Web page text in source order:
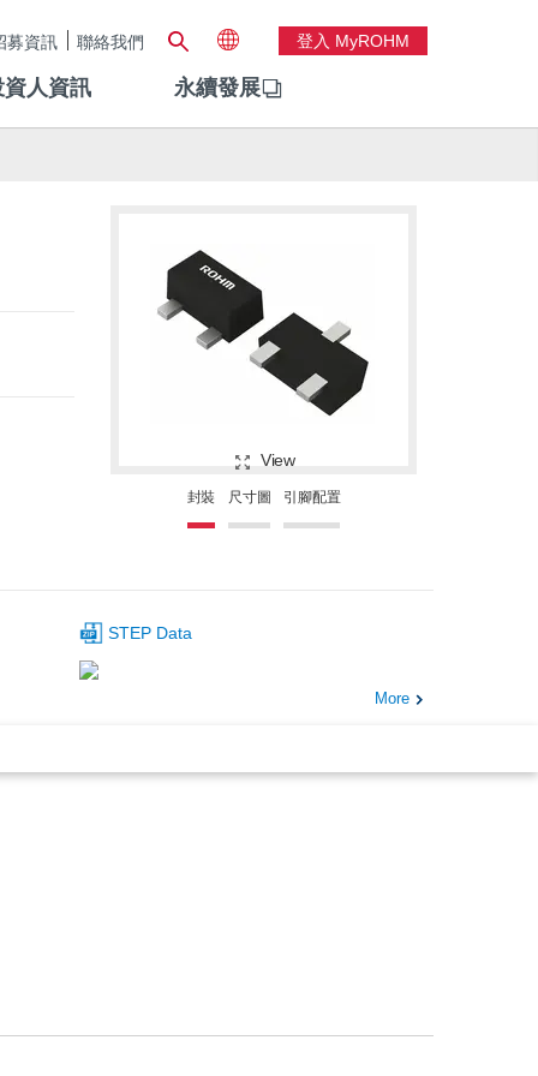
募資訊 聯絡我們 登入 MyROHM
人資訊 永續發展
View
封裝 尺寸圖 引腳配置
STEP Data
More